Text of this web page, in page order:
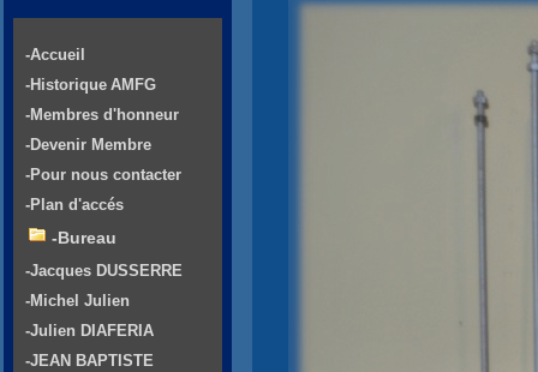
-Accueil
-Historique AMFG
-Membres d'honneur
-Devenir Membre
-Pour nous contacter
-Plan d'accés
-Bureau
-Jacques DUSSERRE
-Michel Julien
-Julien DIAFERIA
-JEAN BAPTISTE